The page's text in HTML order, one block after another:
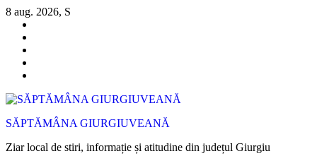
Sari
conținut
8 aug. 2026, S
SĂPTĂMÂNA GIURGIUVEANĂ
Ziar local de stiri, informație și atitudine din județul Giurgiu